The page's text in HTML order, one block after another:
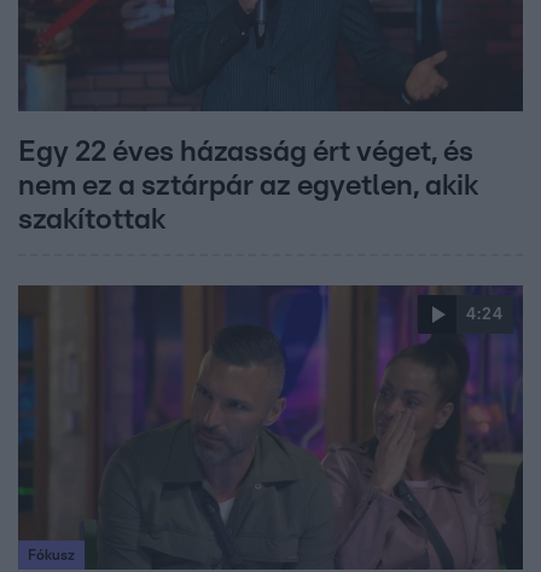
Egy 22 éves házasság ért véget, és
nem ez a sztárpár az egyetlen, akik
szakítottak
4:24
Fókusz